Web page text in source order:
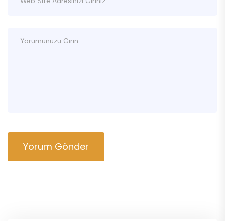
Yorum Gönder